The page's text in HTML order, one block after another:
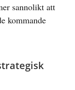
sannolikt att
kommande